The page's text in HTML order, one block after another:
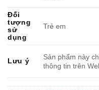
Đối
tượng
sử
dụng
Trẻ em
Lưu ý
Sản phẩm này
thông tin trên